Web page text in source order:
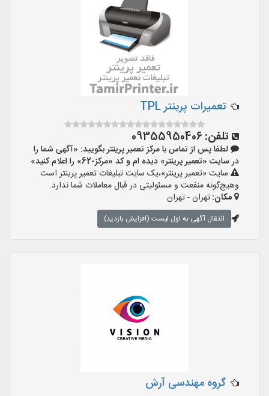
تعمیرات پرینتر TPL
تلفن: 09355950406
لطفا پس از تماس با مرکز تعمیر پرینتر بگویید: «آگهی شما را
در سایت «تعمیر پرینتر» دیده ام و کد «مرکز-62» را اعلام کنید»
سایت «تعمیر پرینتر»،یک سایت تبلیغات تعمیر پرینتر است
وهیچ‌گونه منفعت و مسئولیتی در قبال معاملات شما ندارد.
مکان:تهران - تهران
انتقال آگهی به اول لیست (افزایش بازدید)
گروه مهندسی آرش